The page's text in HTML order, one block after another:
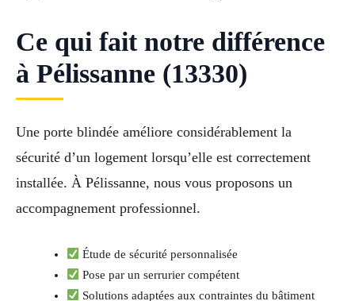
Ce qui fait notre différence
à Pélissanne (13330)
Une porte blindée améliore considérablement la
sécurité d’un logement lorsqu’elle est correctement
installée. À Pélissanne, nous vous proposons un
accompagnement professionnel.
Étude de sécurité personnalisée
Pose par un serrurier compétent
Solutions adaptées aux contraintes du bâtiment